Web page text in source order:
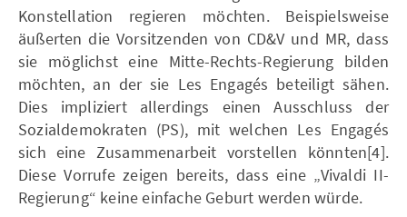
Konstellation regieren möchten. Beispielsweise
äußerten die Vorsitzenden von CD&V und MR, dass
sie möglichst eine Mitte-Rechts-Regierung bilden
möchten, an der sie Les Engagés beteiligt sähen.
Dies impliziert allerdings einen Ausschluss der
Sozialdemokraten (PS), mit welchen Les Engagés
sich eine Zusammenarbeit vorstellen könnten[4].
Diese Vorrufe zeigen bereits, dass eine „Vivaldi II-
Regierung“ keine einfache Geburt werden würde.